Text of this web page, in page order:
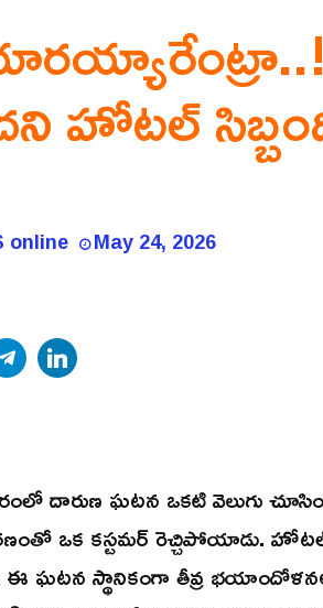
హోటల్
online May 24, 2026
Telegram
దారుణ ఘటన ఒకటి వెలుగు
ఒక కస్టమర్ రెచ్చిపోయాడు.
ఘటన స్థానికంగా తీవ్ర